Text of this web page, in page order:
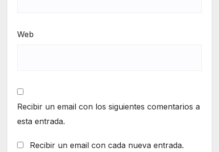
Web
Recibir un email con los siguientes comentarios a
esta entrada.
Recibir un email con cada nueva entrada.